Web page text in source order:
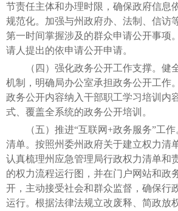
节责任主体和办理时限，确保政府信息
规范化。加强与州政府办、法制、信访
第一时间掌握涉及的群众申请公开事项
请人提出的依申请公开申请。
（四）强化政务公开工作支撑。健
机制，明确局办公室承担政务公开工作
政务公开内容纳入干部职工学习培训内
式、覆盖全系统的政务公开培训。
（五）推进“互联网+政务服务”工作
清单。按照州委州政府关于建立权力清
认真梳理州应急管理局行政权力清单和
的权力流程运行图，并在门户网站和政
开，主动接受社会和群众监督，确保行
运行。根据法律法规立改废释、简政放